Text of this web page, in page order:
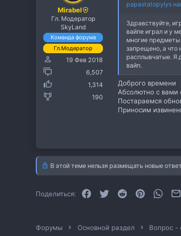
Mirabel
Гл. Модератор
SkyLand
Команда форума
Гл.Модератор
19 Фев 2018
6,507
1,314
190
papastatopylys
Здравствуйте,
вайпе играл и у
многие предметы
запрещено, а что
расплывчатые. Я
вайп.
Доброго времени
Абсолютно с вами
Постараемся
Приносим
В этой теме нельзя размещать новые
Поделиться: Facebook
Twitter Reddit Pinterest
Форумы Основной раздел Вопрос -